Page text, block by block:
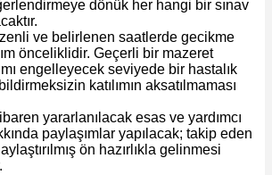
dönük her hangi bir sınav
ve belirlenen saatlerde gecikme
önceliklidir. Geçerli bir mazeret
engelleyecek seviyede bir hastalık
katılımın aksatılmaması
yararlanılacak esas ve yardımcı
paylaşımlar yapılacak; takip eden
ön hazırlıkla gelinmesi